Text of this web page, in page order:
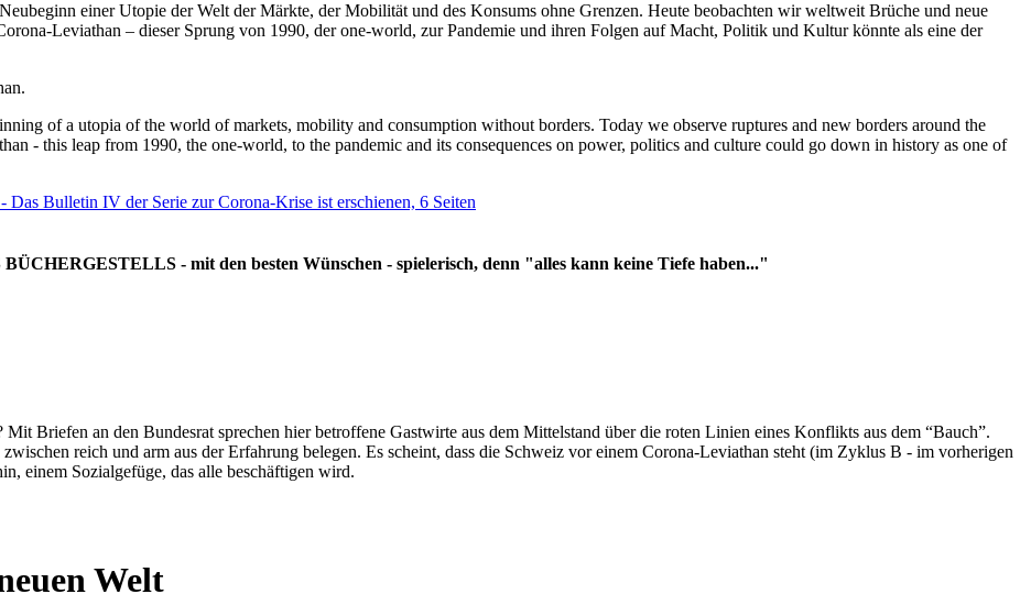
einer Utopie der Welt der Märkte, der Mobilität und des Konsums ohne Grenzen. Heute beobachten wir weltweit Brüche und neue
Leviathan – dieser Sprung von 1990, der one-world, zur Pandemie und ihren Folgen auf Macht, Politik und Kultur könnte als eine der
of a utopia of the world of markets, mobility and consumption without borders. Today we observe ruptures and new borders around the
- this leap from 1990, the one-world, to the pandemic and its consequences on power, politics and culture could go down in history as one of
Bulletin IV der Serie zur Corona-Krise ist erschienen, 6 Seiten
- mit den besten Wünschen - spielerisch, denn "alles kann keine Tiefe haben..."
Briefen an den Bundesrat sprechen hier betroffene Gastwirte aus dem Mittelstand über die roten Linien eines Konflikts aus dem “Bauch”.
reich und arm aus der Erfahrung belegen. Es scheint, dass die Schweiz vor einem Corona-Leviathan steht (im Zyklus B - im vorherigen
einem Sozialgefüge, das alle beschäftigen wird.
Welt